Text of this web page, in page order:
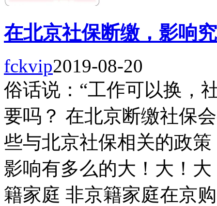
在北京社保断缴，影响
fckvip2019-08-20
俗话说：“工作可以换，
要吗？ 在北京断缴社保
些与北京社保相关的政
影响有多么的大！大！
籍家庭 非京籍家庭在京